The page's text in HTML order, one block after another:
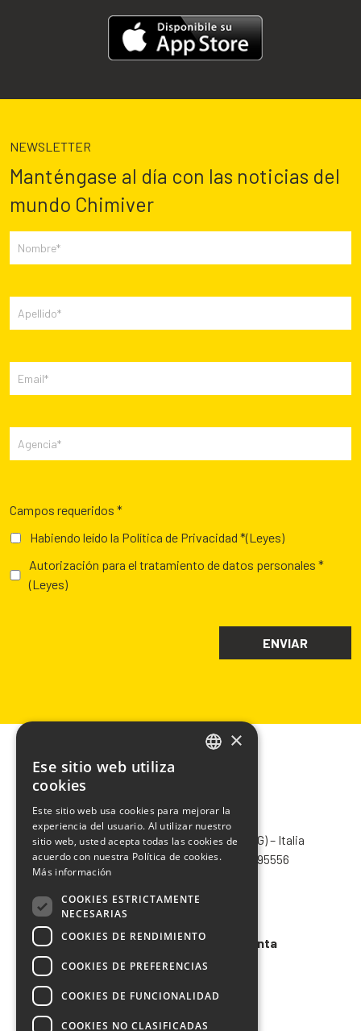
NEWSLETTER
Manténgase al día con las noticias del
mundo Chimiver
Campos requeridos *
Habiendo leído la Política de Privacidad *(Leyes)
Autorización para el tratamiento de datos personales *
(Leyes)
CHIMIVER PANSERI S.p.A.
Via Bergamo, 1401 – 24030 Pontida (BG) – Italia
Tel. +39 035 795031– Fax +39 035 795556
Condiciones generales de venta
Codigo etico
FRENCH
SPANISH
×
Ese sitio web utiliza
cookies
Este sitio web usa cookies para mejorar la
experiencia del usuario. Al utilizar nuestro
sitio web, usted acepta todas las cookies de
acuerdo con nuestra Política de cookies.
Más información
COOKIES ESTRICTAMENTE
NECESARIAS
COOKIES DE RENDIMIENTO
COOKIES DE PREFERENCIAS
COOKIES DE FUNCIONALIDAD
COOKIES NO CLASIFICADAS